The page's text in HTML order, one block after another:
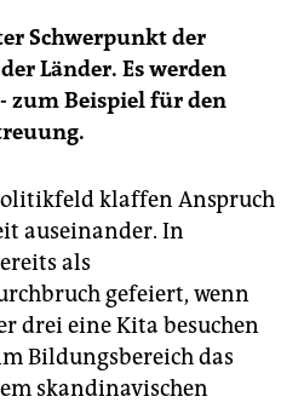
Schwerpunkt der
Länder. Es werden
zum Beispiel für den
klaffen Anspruch
auseinander. In
als
gefeiert, wenn
drei eine Kita besuchen
Bildungsbereich das
skandinavischen